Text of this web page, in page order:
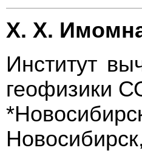
Х. Х.
Институт
геофизики